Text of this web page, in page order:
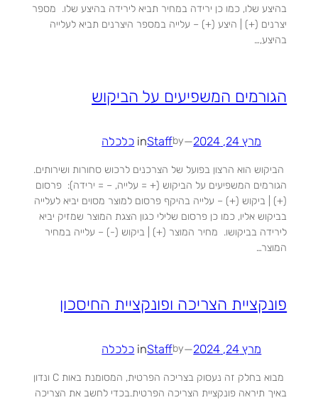
בהיצע שלו, כמו כן ירידה במחיר תביא לירידה בהיצע שלו. מספר
יצרנים (+) | היצע (+) – עלייה במספר היצרנים תביא לעלייה
בהיצע,…
הגורמים המשפיעים על הביקוש
מרץ 24, 2024 —
by
Staff
in כלכלה
הביקוש הוא הרצון בפועל של הצרכנים לרכוש סחורות ושירותים.
הגורמים המשפיעים על הביקוש (+ = עלייה, – = ירידה): פרסום
(+) | ביקוש (+) – עלייה בהיקף פרסום למוצר מסוים יביא לעלייה
בביקוש אליו, כמו כן פרסום שלילי כגון הצגת המוצר שמזיק יביא
לירידה בביקושו. מחיר המוצר (+) | ביקוש (-) – עלייה במחיר
המוצר…
פונקציית הצריכה ופונקציית החיסכון
מרץ 24, 2024 —
by
Staff
in כלכלה
מבוא בחלק זה נעסוק בצריכה הפרטית, המסומנת באות C ונדון
באיך תיראה פונקציית הצריכה הפרטית.בכדי לחשב את הצריכה